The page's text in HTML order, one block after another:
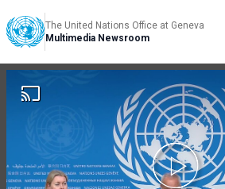
The United Nations Office at Geneva
Multimedia Newsroom